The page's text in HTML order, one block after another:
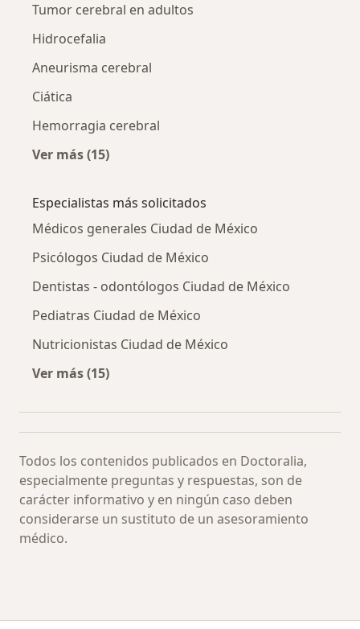
Tumor cerebral en adultos
Hidrocefalia
Aneurisma cerebral
Ciática
Hemorragia cerebral
Ver más (15)
Especialistas más solicitados
Médicos generales Ciudad de México
Psicólogos Ciudad de México
Dentistas - odontólogos Ciudad de México
Pediatras Ciudad de México
Nutricionistas Ciudad de México
Ver más (15)
Todos los contenidos publicados en Doctoralia,
especialmente preguntas y respuestas, son de
carácter informativo y en ningún caso deben
considerarse un sustituto de un asesoramiento
médico.